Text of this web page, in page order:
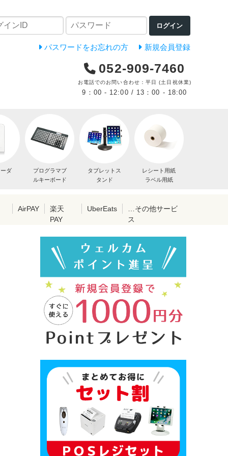
ログイン
パスワードをお忘れの方 新規会員登録
052-909-7460
お電話でのお問い合わせ：平日 (土日祝休業)
9：00 - 12:00 / 13：00 - 18:00
ダ
プログラマブ
ルキーボード
タブレットス
タンド
レシート用紙
ラベル用紙
AirPAY
楽天
PAY
UberEats
…その他サービ
ス